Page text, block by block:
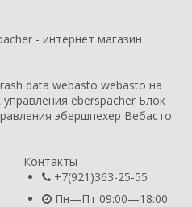
- интернет магазин
data webasto webasto на
управления eberspacher Блок
эбершпехер Вебасто
Контакты
+7(921)363-25-55
Пн—Пт 09:00—18:00